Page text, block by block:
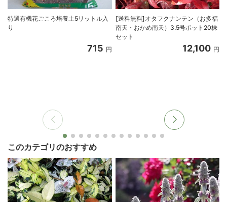
特選有機花ごころ培養土5リットル入
り
715 円
[送料無料]オタフクナンテン（お多福
南天・おかめ南天）3.5号ポット20株
セット
12,100 円
このカテゴリのおすすめ